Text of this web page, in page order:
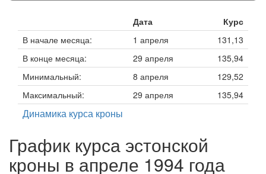
Дата
Курс
В начале месяца:
1 апреля
131,13
В конце месяца:
29 апреля
135,94
Минимальный:
8 апреля
129,52
Максимальный:
29 апреля 135,94
Динамика курса кроны
График курса эстонской
кроны в апреле 1994 года